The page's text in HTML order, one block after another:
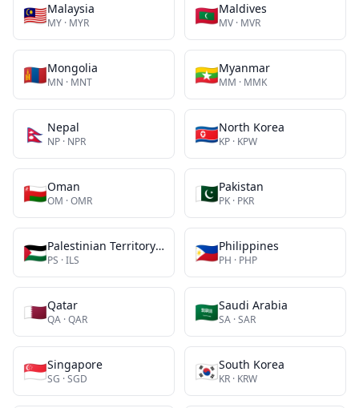
🇲🇾Malaysia
MY · MYR 🇲🇻Maldives
MV · MVR
🇲🇳Mongolia
MN · MNT 🇲🇲Myanmar
MM · MMK
🇳🇵 Nepal
NP · NPR 🇰🇵North Korea
KP · KPW
🇴🇲Oman
OM ·OMR 🇵🇰Pakistan
PK · PKR
🇵🇸 Palestinian Territory Occupied
PS ·ILS 🇵🇭Philippines
PH · PHP
🇶🇦Qatar
QA ·QAR 🇸🇦Saudi Arabia
SA ·SAR
🇸🇬Singapore
SG ·SGD 🇰🇷South Korea
KR · KRW